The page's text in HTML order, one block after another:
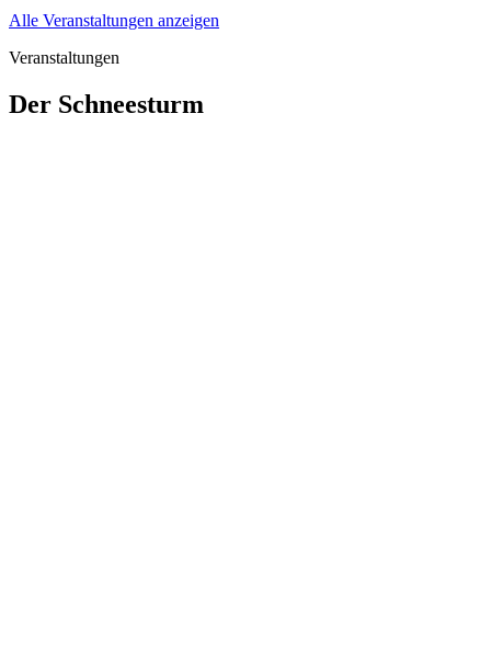
Alle Veranstaltungen anzeigen
Veranstaltungen
Der Schneesturm